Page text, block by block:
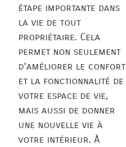
étape importante dans
la vie de tout
propriétaire. Cela
permet non seulement
d’améliorer le confort
et la fonctionnalité de
votre espace de vie,
mais aussi de donner
une nouvelle vie à
votre intérieur. À